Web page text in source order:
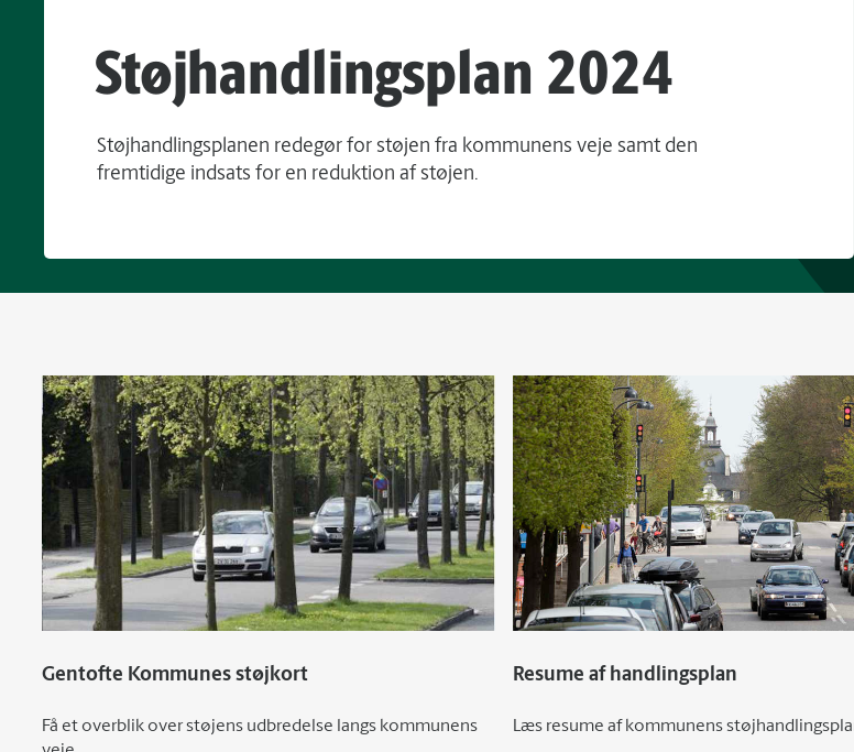
Støjhandlingsplan 2024
Støjhandlingsplanen redegør for støjen fra kommunens veje samt den
fremtidige indsats for en reduktion af støjen.
Gentofte Kommunes støjkort
Få et overblik over støjens udbredelse langs kommunens
Resume af handlingsplan
Læs resume af kommunens